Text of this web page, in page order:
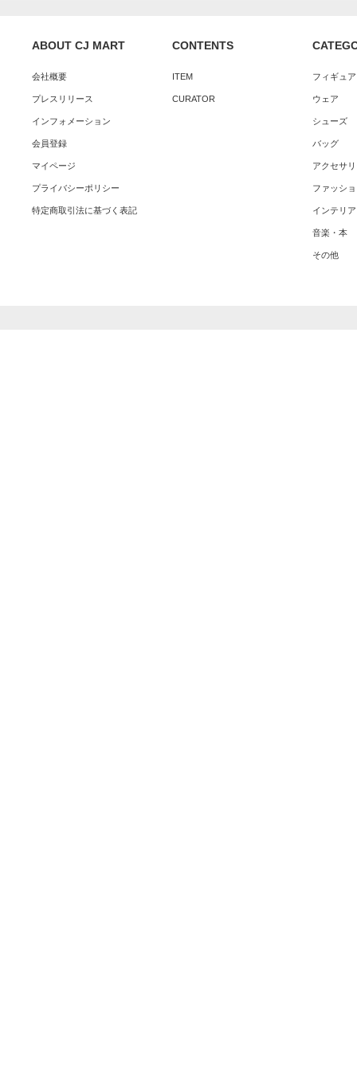
ABOUT CJ MART
会社概要
プレスリリース
インフォメーション
会員登録
マイページ
プライバシーポリシー
特定商取引法に基づく表記
CONTENTS
ITEM
CURATOR
フィギュ
ウェア
シューズ
バッグ
アクセサ
ファッシ
インテリア
音楽・本
その他